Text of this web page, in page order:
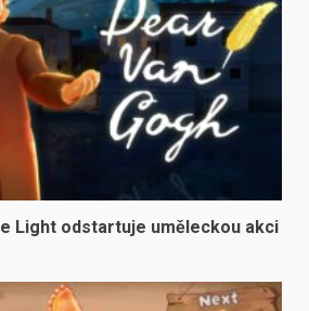
Light odstartuje uměleckou akci